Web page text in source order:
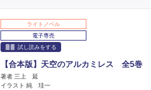
ライトノベル
電子専売
試し読みをする
【合本版】天空のアルカミレス 全5巻
著者 三上 延
イラスト 純 珪一